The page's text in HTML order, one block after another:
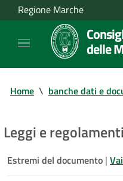
Regione Marche
delle
Home \ banche dati e
Leggi e
Estremi del documento |